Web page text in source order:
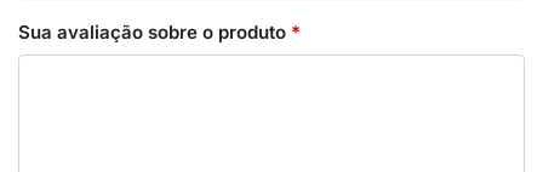
Sua avaliação sobre o produto *